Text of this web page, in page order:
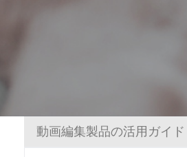
動画編集製品の活用ガイド